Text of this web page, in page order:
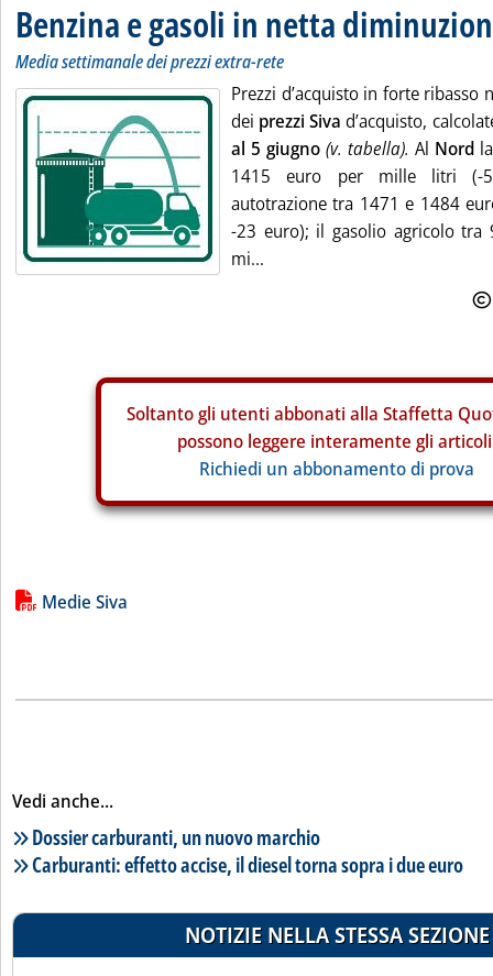
Benzina e gasoli in netta
Media settimanale dei prezzi extra-rete
Prezzi d’acquisto in forte ribasso
dei prezzi Siva d’acquisto,
al 5 giugno (v. tabella). Al Nord
1415 euro per mille litri (-
autotrazione tra 1471 e 1484
-23 euro); il gasolio agricolo
mi...
Soltanto gli utenti abbonati alla Staffetta
possono leggere interamente gli
Richiedi un abbonamento di prova
Lista allegati PDF alla notizia
Medie Siva
Vedi anche...
Lista notizie correlate
Dossier carburanti, un nuovo marchio
Carburanti: effetto accise, il diesel torna sopra i due euro
NOTIZIE NELLA STESSA SEZIONE